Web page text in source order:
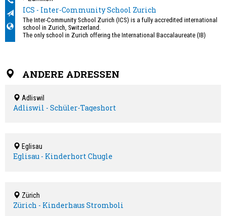
ICS - Inter-Community School Zurich
The Inter-Community School Zurich (ICS) is a fully accredited international
school in Zurich, Switzerland.
The only school in Zurich offering the International Baccalaureate (IB)
ANDERE ADRESSEN
Adliswil
Adliswil - Schüler-Tageshort
Eglisau
Eglisau - Kinderhort Chugle
Zürich
Zürich - Kinderhaus Stromboli